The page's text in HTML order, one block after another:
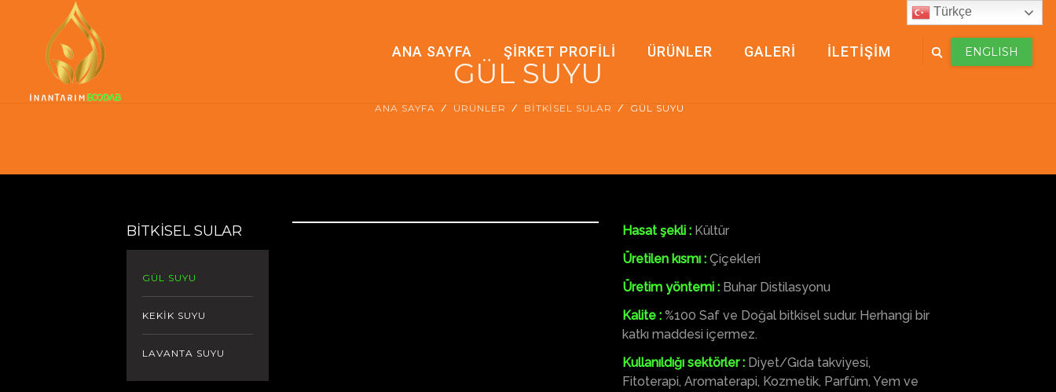
ANA SAYFA ŞİRKET PROFİLİ ÜRÜNLER GALERİ İLETİŞİM
Türkçe
ENGLISH
GÜL SUYU
ANA SAYFA ÜRÜNLER BİTKİSEL SULAR GÜL SUYU
BİTKİSEL SULAR
GÜL SUYU
KEKİK SUYU
LAVANTA SUYU
Hasat şekli : Kültür
Üretilen kısmı : Çiçekleri
Üretim yöntemi : Buhar Distilasyonu
Kalite :%100 Saf ve Doğal bitkisel sudur. Herhangi bir
katkı maddesi içermez.
Kullanıldığı sektörler : Diyet/Gıda takviyesi,
Fitoterapi, Aromaterapi, Kozmetik, Parfüm, Yem ve